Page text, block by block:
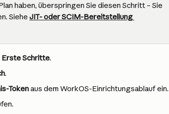
haben, überspringen Sie diesen Schritt – Sie
Siehe JIT- oder SCIM-Bereitstellung
Schritte.
.
Token aus dem WorkOS-Einrichtungsablauf ein.